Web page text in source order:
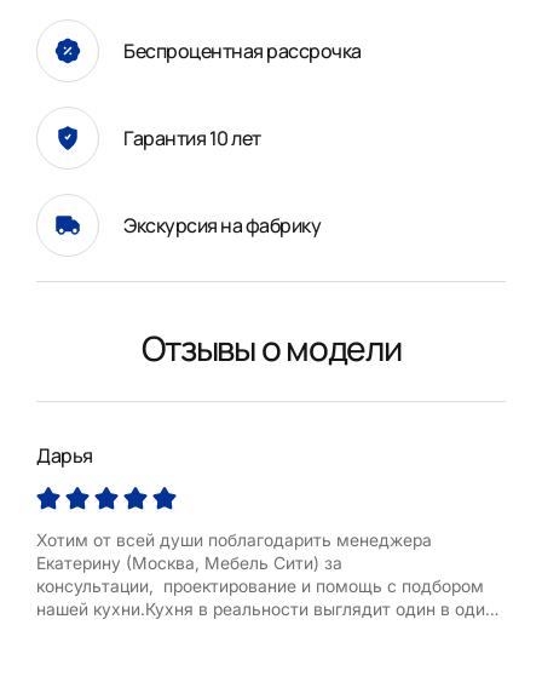
Беспроцентная рассрочка
Гарантия 10 лет
Экскурсия на фабрику
Отзывы о модели
Дарья
Хотим от всей души поблагодарить менеджера
Екатерину (Москва, Мебель Сити) за
консультации, проектирование и помощь с подбором
нашей кухни.Кухня в реальности выглядит один в один